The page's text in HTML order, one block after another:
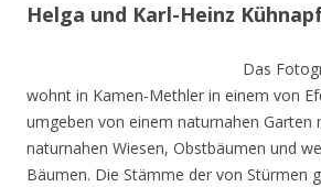
Helga und Karl-Heinz
Das
wohnt in Kamen-Methler in einem von
umgeben von einem naturnahen Garten
naturnahen Wiesen, Obstbäumen und
Bäumen. Die Stämme der von Stürmen